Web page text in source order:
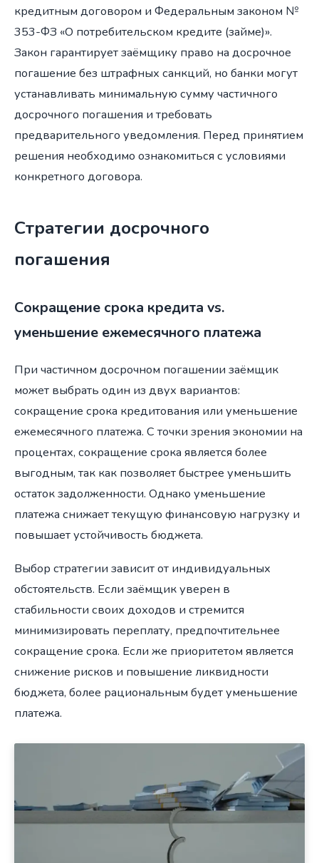
кредитным договором и Федеральным законом №
353-ФЗ «О потребительском кредите (займе)».
Закон гарантирует заёмщику право на досрочное
погашение без штрафных санкций, но банки могут
устанавливать минимальную сумму частичного
досрочного погашения и требовать
предварительного уведомления. Перед принятием
решения необходимо ознакомиться с условиями
конкретного договора.
Стратегии досрочного
погашения
Сокращение срока кредита vs.
уменьшение ежемесячного платежа
При частичном досрочном погашении заёмщик
может выбрать один из двух вариантов:
сокращение срока кредитования или уменьшение
ежемесячного платежа. С точки зрения экономии на
процентах, сокращение срока является более
выгодным, так как позволяет быстрее уменьшить
остаток задолженности. Однако уменьшение
платежа снижает текущую финансовую нагрузку и
повышает устойчивость бюджета.
Выбор стратегии зависит от индивидуальных
обстоятельств. Если заёмщик уверен в
стабильности своих доходов и стремится
минимизировать переплату, предпочтительнее
сокращение срока. Если же приоритетом является
снижение рисков и повышение ликвидности
бюджета, более рациональным будет уменьшение
платежа.